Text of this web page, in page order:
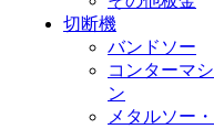
切断機
バンドソー
コンターマシ
ン
メタルソー・